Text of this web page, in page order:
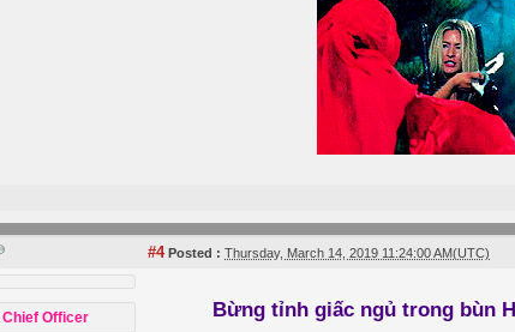
#4Posted : Thursday, March 14, 2019 11:24:00 AM(UTC)
Chief Officer Bừng tỉnh giấc ngủ trong bùn